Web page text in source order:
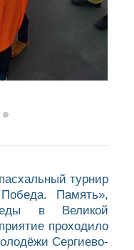
турнир
Память»,
в Великой
проходило
Сергиево-